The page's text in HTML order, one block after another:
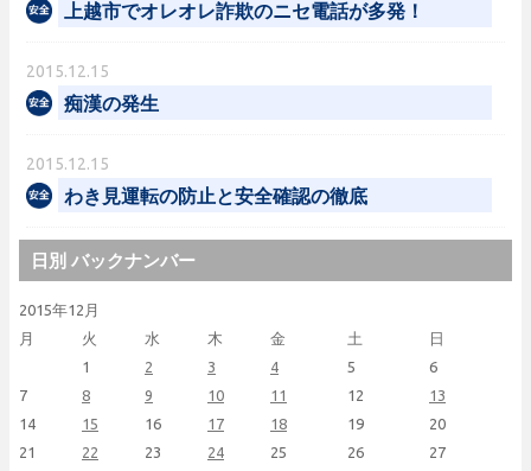
上越市でオレオレ詐欺のニセ電話が多発！
2015.12.15
痴漢の発生
2015.12.15
わき見運転の防止と安全確認の徹底
日別 バックナンバー
2015年12月
月
火 水 木 金 土 日
1 2 3 4 5
6
7
8 9 10 11 12
13
14
15 16 17 18 19
20
21
22 23 24 25 26
27